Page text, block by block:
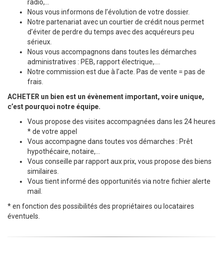
radio,...
Nous vous informons de l’évolution de votre dossier.
Notre partenariat avec un courtier de crédit nous permet
d’éviter de perdre du temps avec des acquéreurs peu
sérieux.
Nous vous accompagnons dans toutes les démarches
administratives : PEB, rapport électrique,….
Notre commission est due à l’acte. Pas de vente = pas de
frais.
ACHETER un bien est un évènement important, voire unique,
c’est pourquoi notre équipe.
Vous propose des visites accompagnées dans les 24 heures
* de votre appel
Vous accompagne dans toutes vos démarches : Prêt
hypothécaire, notaire,...
Vous conseille par rapport aux prix, vous propose des biens
similaires.
Vous tient informé des opportunités via notre fichier alerte
mail.
* en fonction des possibilités des propriétaires ou locataires
éventuels.